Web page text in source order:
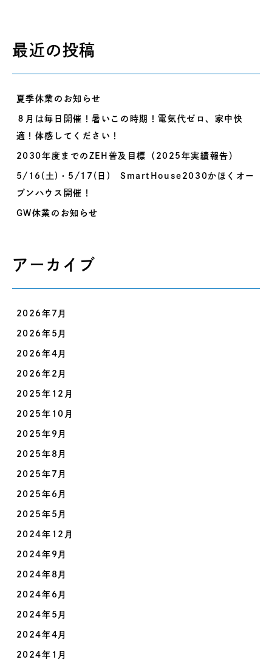
最近の投稿
夏季休業のお知らせ
８月は毎日開催！暑いこの時期！電気代ゼロ、家中快
適！体感してください！
2030年度までのZEH普及目標（2025年実績報告）
5/16(土)・5/17(日) SmartHouse2030かほくオー
プンハウス開催！
GW休業のお知らせ
アーカイブ
2026年7月
2026年5月
2026年4月
2026年2月
2025年12月
2025年10月
2025年9月
2025年8月
2025年7月
2025年6月
2025年5月
2024年12月
2024年9月
2024年8月
2024年6月
2024年5月
2024年4月
2024年1月